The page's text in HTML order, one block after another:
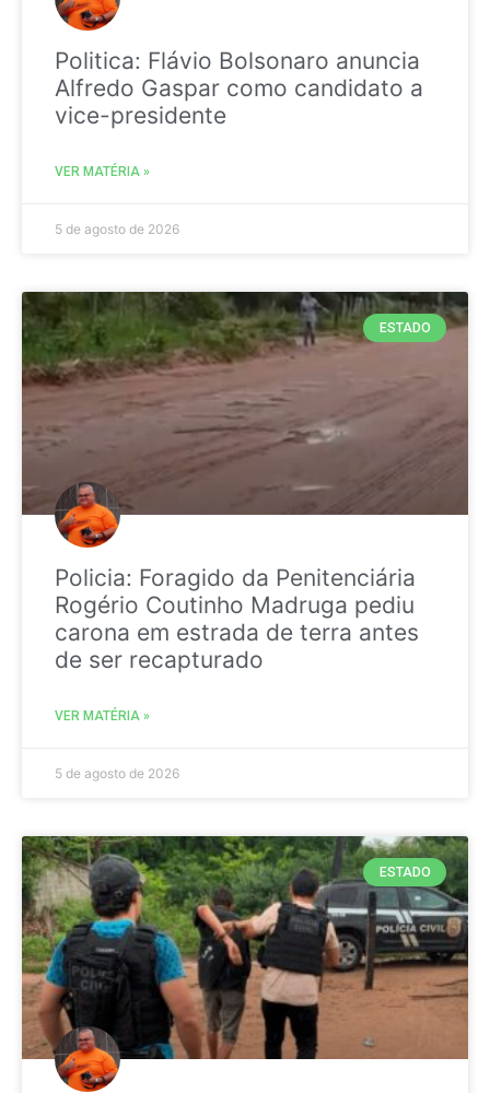
Politica: Flávio Bolsonaro anuncia
Alfredo Gaspar como candidato a
vice-presidente
VER MATÉRIA »
5 de agosto de 2026
ESTADO
Policia: Foragido da Penitenciária
Rogério Coutinho Madruga pediu
carona em estrada de terra antes
de ser recapturado
VER MATÉRIA »
5 de agosto de 2026
ESTADO